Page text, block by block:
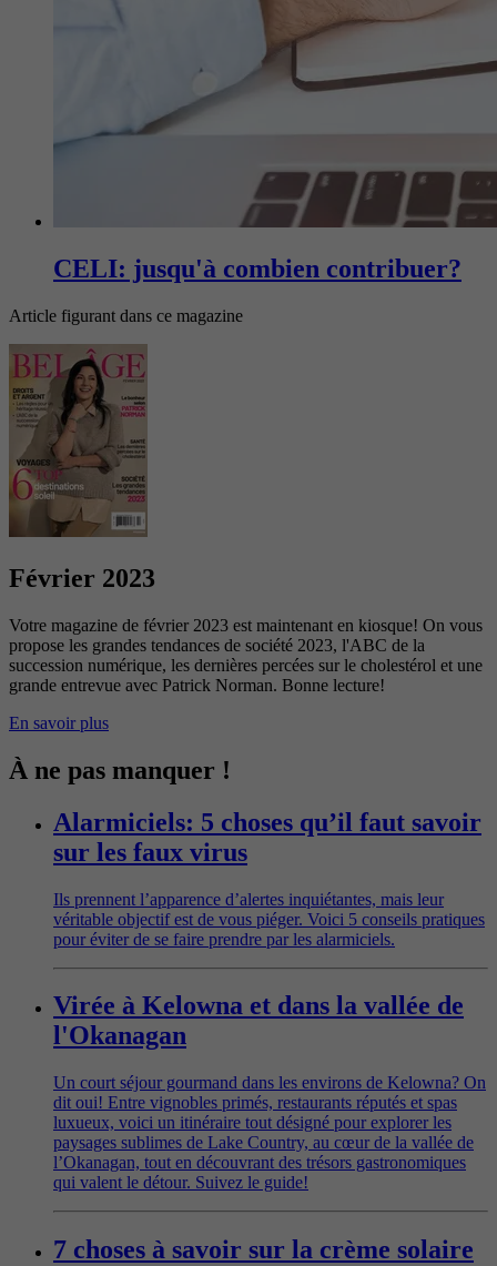
CELI: jusqu'à combien contribuer?
Article figurant dans ce magazine
Février 2023
Votre magazine de février 2023 est maintenant en kiosque! On vous
propose les grandes tendances de société 2023, l'ABC de la
succession numérique, les dernières percées sur le cholestérol et une
grande entrevue avec Patrick Norman. Bonne lecture!
En savoir plus
À ne pas manquer !
Alarmiciels: 5 choses qu’il faut savoir
sur les faux virus
Ils prennent l’apparence d’alertes inquiétantes, mais leur
véritable objectif est de vous piéger. Voici 5 conseils pratiques
pour éviter de se faire prendre par les alarmiciels.
Virée à Kelowna et dans la vallée de
l'Okanagan
Un court séjour gourmand dans les environs de Kelowna? On
dit oui! Entre vignobles primés, restaurants réputés et spas
luxueux, voici un itinéraire tout désigné pour explorer les
paysages sublimes de Lake Country, au cœur de la vallée de
l’Okanagan, tout en découvrant des trésors gastronomiques
qui valent le détour. Suivez le guide!
7 choses à savoir sur la crème solaire